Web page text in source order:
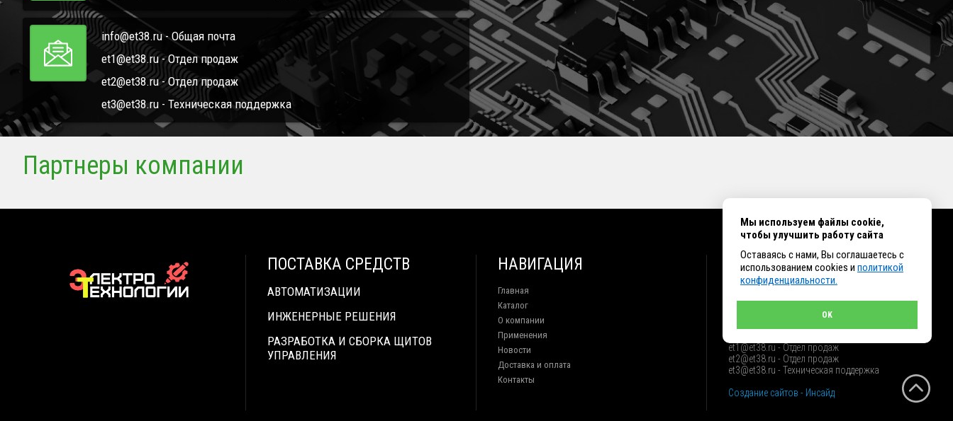
info@et38.ru - Общая почта
et1@et38.ru - Отдел продаж
et2@et38.ru - Отдел продаж
et3@et38.ru - Техническая поддержка
Партнеры компании
ПОСТАВКА СРЕДСТВ
АВТОМАТИЗАЦИИ
ИНЖЕНЕРНЫЕ РЕШЕНИЯ
РАЗРАБОТКА И СБОРКА ЩИТОВ
УПРАВЛЕНИЯ
НАВИГАЦИЯ
Главная
Каталог
О компании
Применения
Новости
Доставка и оплата
Контакты
КОНТАКТЫ
+7 (914) 010-76-83, 8 (3952) 93-27-93 - Отдел
et1@et38.ru - Отдел продаж
et2@et38.ru - Отдел продаж
et3@et38.ru - Техническая поддержка
Создание сайтов - Инсайд
Мы используем файлы cookie,
чтобы улучшить работу сайта
Оставаясь с нами, Вы соглашаетесь с
использованием cookies и политикой
конфиденциальности.
OK